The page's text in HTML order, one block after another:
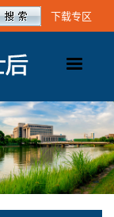
下载专区